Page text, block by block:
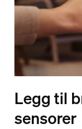
Legg til
sensorer